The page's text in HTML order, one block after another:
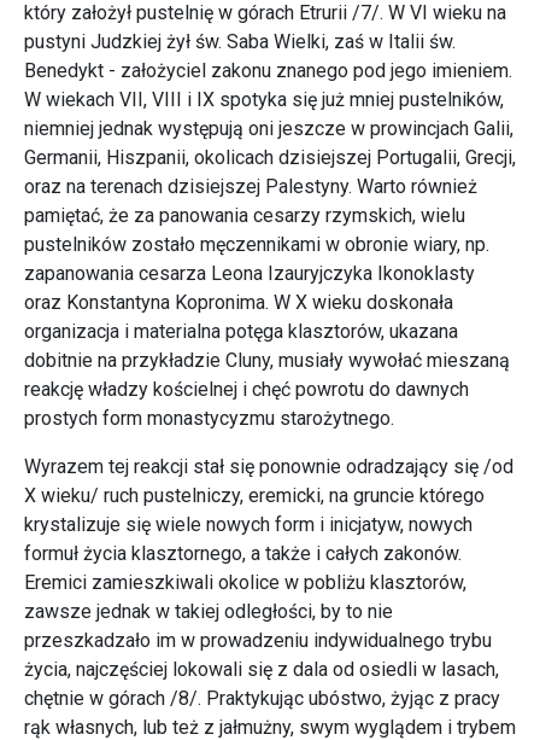
który założył pustelnię w górach Etrurii /7/. W VI wieku na
pustyni Judzkiej żył św. Saba Wielki, zaś w Italii św.
Benedykt - założyciel zakonu znanego pod jego imieniem.
W wiekach VII, VIII i IX spotyka się już mniej pustelników,
niemniej jednak występują oni jeszcze w prowincjach Galii,
Germanii, Hiszpanii, okolicach dzisiejszej Portugalii, Grecji,
oraz na terenach dzisiejszej Palestyny. Warto również
pamiętać, że za panowania cesarzy rzymskich, wielu
pustelników zostało męczennikami w obronie wiary, np.
zapanowania cesarza Leona Izauryjczyka Ikonoklasty
oraz Konstantyna Kopronima. W X wieku doskonała
organizacja i materialna potęga klasztorów, ukazana
dobitnie na przykładzie Cluny, musiały wywołać mieszaną
reakcję władzy kościelnej i chęć powrotu do dawnych
prostych form monastycyzmu starożytnego.
Wyrazem tej reakcji stał się ponownie odradzający się /od
X wieku/ ruch pustelniczy, eremicki, na gruncie którego
krystalizuje się wiele nowych form i inicjatyw, nowych
formuł życia klasztornego, a także i całych zakonów.
Eremici zamieszkiwali okolice w pobliżu klasztorów,
zawsze jednak w takiej odległości, by to nie
przeszkadzało im w prowadzeniu indywidualnego trybu
życia, najczęściej lokowali się z dala od osiedli w lasach,
chętnie w górach /8/. Praktykując ubóstwo, żyjąc z pracy
rąk własnych, lub też z jałmużny, swym wyglądem i trybem